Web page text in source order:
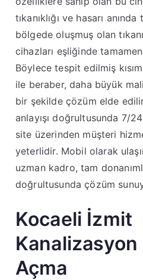
tıkanıklığı ve hasarı
bölgede oluşmuş olan
cihazları eşliğinde tamamen
Böylece tespit edilmiş
ile beraber, daha büyük
bir şekilde çözüm elde
anlayışı doğrultusunda 7/
site üzerinden müşteri
yeterlidir. Mobil olarak
uzman kadro, tam
doğrultusunda çözüm
Kocaeli İzmit
Kanalizasyon
Açma